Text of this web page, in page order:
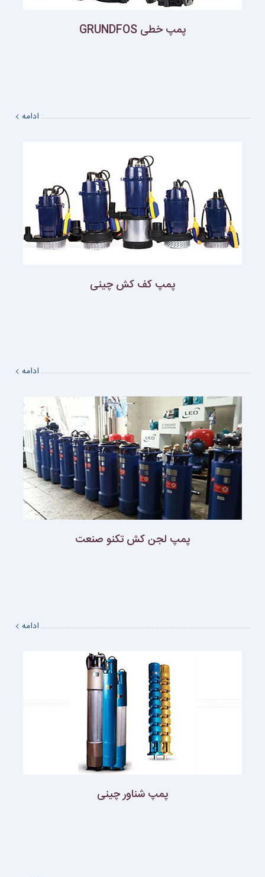
پمپ خطی GRUNDFOS
ادامه
پمپ كف كش چينى
ادامه
پمپ لجن كش تكنو صنعت
ادامه
پمپ شناور چينى